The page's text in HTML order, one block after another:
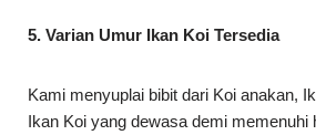
5. Varian Umur Ikan Koi Tersedia
Kami menyuplai bibit dari Koi anakan,
Ikan Koi yang dewasa demi memenuhi